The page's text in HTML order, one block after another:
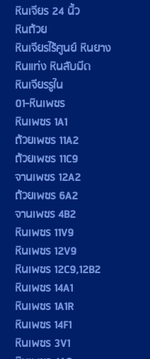
หินเจียร 24 นิ้ว
หินถ้วย
หินเจียรไร้ศูนย์ หินยาง
หินแท่ง หินลับมีด
หินเจียรรูใน
01-หินเพชร
หินเพชร 1A1
ถ้วยเพชร 11A2
ถ้วยเพชร 11C9
จานเพชร 12A2
ถ้วยเพชร 6A2
จานเพชร 4B2
หินเพชร 11V9
หินเพชร 12V9
หินเพชร 12C9,12B2
หินเพชร 14A1
หินเพชร 1A1R
หินเพชร 14F1
หินเพชร 3V1